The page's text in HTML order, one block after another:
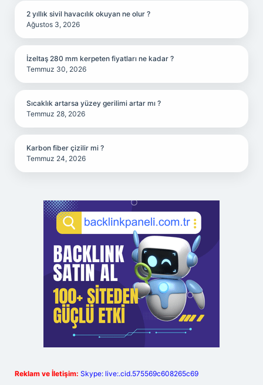
2 yıllık sivil havacılık okuyan ne olur ?
Ağustos 3, 2026
İzeltaş 280 mm kerpeten fiyatları ne kadar ?
Temmuz 30, 2026
Sıcaklık artarsa yüzey gerilimi artar mı ?
Temmuz 28, 2026
Karbon fiber çizilir mi ?
Temmuz 24, 2026
Reklam ve İletişim: Skype: live:.cid.575569c608265c69